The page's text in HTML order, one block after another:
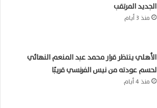
الجديد المرتقب
منذ 3 أيام
الأهلي ينتظر قرار محمد عبد المنعم النهائي
لحسم عودته من نيس الفرنسي قريبًا
منذ 4 أيام